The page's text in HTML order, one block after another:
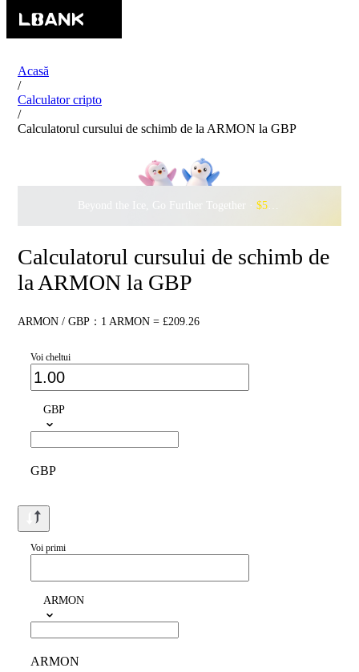
Acasă
/
Calculator cripto
/
Calculatorul cursului de schimb de la ARMON la GBP
Beyond the Ice, Go Further Together · $500,000
Calculatorul cursului de schimb de
la ARMON la GBP
ARMON / GBP：1 ARMON = £209.26
Voi cheltui
GBP
GBP
Voi primi
ARMON
ARMON